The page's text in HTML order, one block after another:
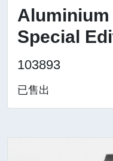
Special
103893
已售出